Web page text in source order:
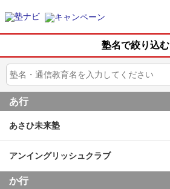
塾名で絞り込む
あ行
あさひ未来塾
アンイングリッシュクラブ
か行